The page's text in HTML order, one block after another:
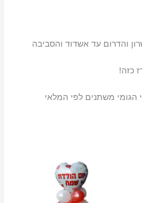
והדרום עד אשדוד והסביבה
כזה!
משתנים לפי המלאי